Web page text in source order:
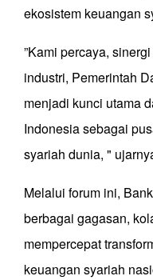
ekosistem keuangan
”Kami percaya,
industri, Pemerintah
menjadi kunci utama
Indonesia sebagai
syariah dunia, "
Melalui forum ini,
berbagai gagasan,
mempercepat
keuangan syariah